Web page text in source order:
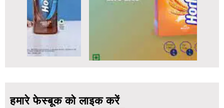
हमारे फेस्बूक को लाइक करें